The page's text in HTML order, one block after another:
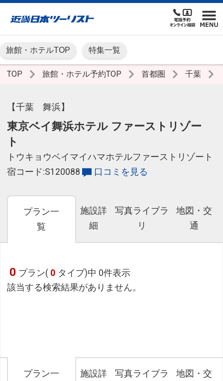
旅館・ホテルTOP 特集一覧
TOP 旅館・ホテル予約TOP 首都圏 千葉
【千葉 舞浜】
東京ベイ舞浜ホテル ファーストリゾー
ト
トウキョウベイマイハマホテルファーストリゾート
宿コード:S120088
口コミを見る
プラン一
覧
施設詳
細
写真ライブラ
リ
地図・交
通
0 プラン( 0 タイプ)中 0件表示
該当する検索結果がありません。
プラン一
施設詳
写真ライブラ
地図・交